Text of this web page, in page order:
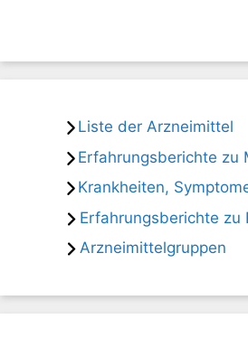
Liste der Arzneimittel
Erfahrungsberichte zu
Krankheiten,
Erfahrungsberichte zu
Arzneimittelgruppen